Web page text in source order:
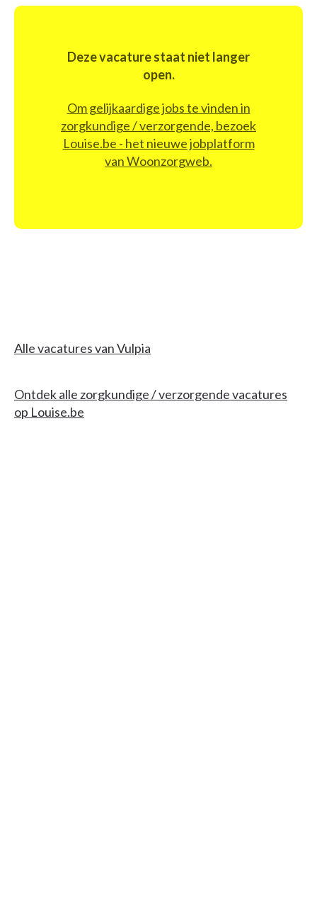
Deze vacature staat niet langer
open.
Om gelijkaardige jobs te vinden in
zorgkundige / verzorgende, bezoek
Louise.be - het nieuwe jobplatform
van Woonzorgweb.
Alle vacatures van Vulpia
Ontdek alle zorgkundige / verzorgende vacatures
op Louise.be